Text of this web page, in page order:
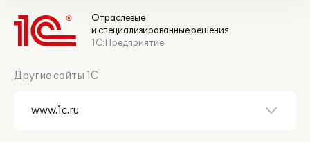
Отраслевые
и специализированные решения
1С:Предприятие
Другие сайты 1С